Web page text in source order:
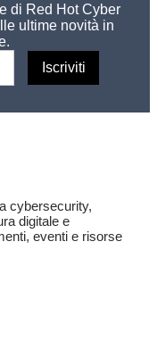
di Red Hot Cyber
ultime novità in
cybersecurity,
digitale e
eventi e risorse